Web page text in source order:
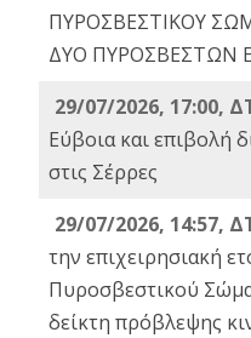
ΠΥΡΟΣΒΕΣΤΙΚΟΥ
ΔΥΟ ΠΥΡΟΣΒΕΣΤΩΝ
29/07/2026, 17:00,
Εύβοια και επιβολή
στις Σέρρες
29/07/2026, 14:57,
την επιχειρησιακή
Πυροσβεστικού
δείκτη πρόβλεψης